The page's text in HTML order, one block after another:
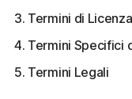
Termini di
Termini Specifici
Termini Legali